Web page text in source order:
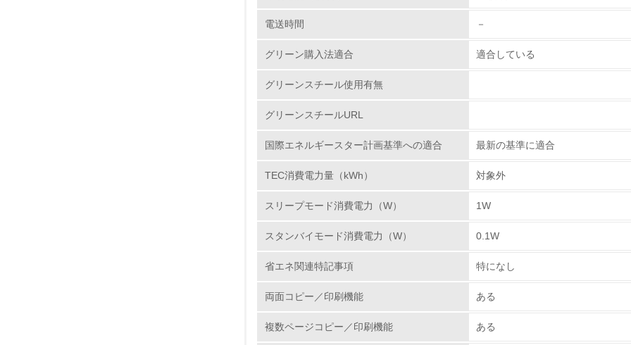
5. 環境取り組み体制と成果を定期的に検証して次の活動に活かして
6. 従業員が環境方針に基づいて自分の業務の中で行うべき環境対
7.
環境活動に関する規格やプログラムを導入している
2.環境への取り組み
No.
電送時間 －
グリーン購入法適合 適合している
グリーンスチール使用有無
グリーンスチールURL
国際エネルギースター計画基準への適合 最新の基準に適合
TEC消費電力量（kWh） 対象外
スリープモード消費電力（W） 1W
スタンバイモード消費電力（W） 0.1W
省エネ関連特記事項 特になし
両面コピー／印刷機能 ある
複数ページコピー／印刷機能 ある